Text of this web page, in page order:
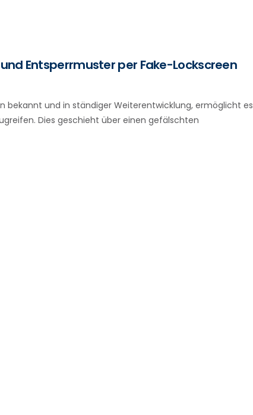
Entsperrmuster per Fake-Lockscreen
bekannt und in ständiger Weiterentwicklung, ermöglicht es
Dies geschieht über einen gefälschten